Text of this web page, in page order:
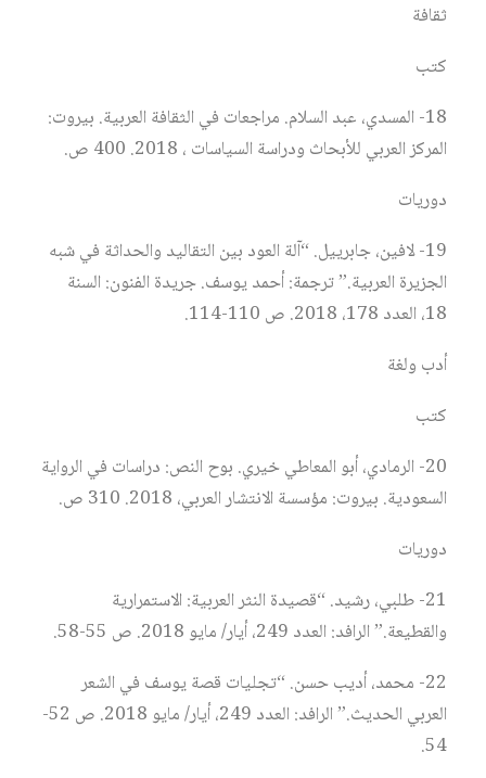
ثقافة
كتب
18- المسدي، عبد السلام. مراجعات في الثقافة العربية. بيروت:
المركز العربي للأبحاث ودراسة السياسات ، 2018. 400 ص.
دوريات
19- لافين، جابرييل. “آلة العود بين التقاليد والحداثة في شبه
الجزيرة العربية.” ترجمة: أحمد يوسف. جريدة الفنون: السنة
18، العدد 178، 2018. ص 110-114.
أدب ولغة
كتب
20- الرمادي، أبو المعاطي خيري. بوح النص: دراسات في الرواية
السعودية. بيروت: مؤسسة الانتشار العربي، 2018. 310 ص.
دوريات
21- طلبي، رشيد. “قصيدة النثر العربية: الاستمرارية
والقطيعة.” الرافد: العدد 249، أيار/ مايو 2018. ص 55-58.
22- محمد، أديب حسن. “تجليات قصة يوسف في الشعر
العربي الحديث.” الرافد: العدد 249، أيار/ مايو 2018. ص 52-
54.